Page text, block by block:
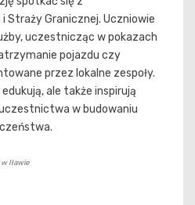
Straży Granicznej. Uczniowie
uczestnicząc w pokazach
pojazdu czy
przez lokalne zespoły.
ale także inspirują
w budowaniu
Iławie